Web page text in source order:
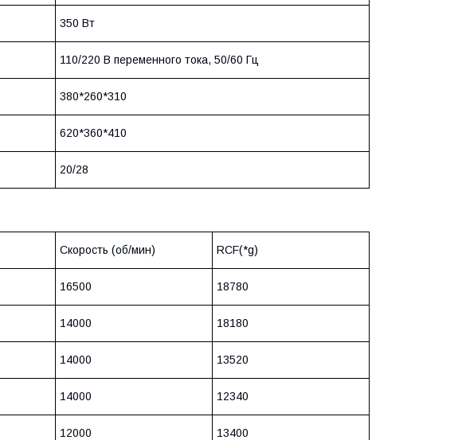
350 Вт
110/220 В переменного тока, 50/60 Гц
380*260*310
620*360*410
20/28
Скорость (об/мин) RCF(*g)
16500 18780
14000 18180
14000 13520
14000 12340
12000 13400